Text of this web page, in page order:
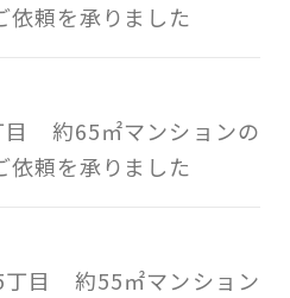
依頼を承りました
目 約65㎡マンションの
依頼を承りました
丁目 約55㎡マンション